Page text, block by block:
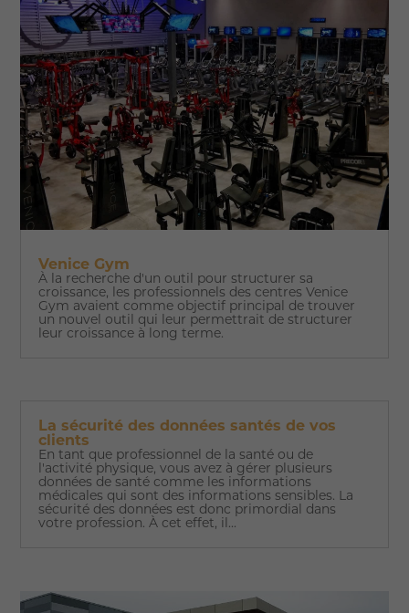
Venice Gym
À la recherche d'un outil pour structurer sa
croissance, les professionnels des centres Venice
Gym avaient comme objectif principal de trouver
un nouvel outil qui leur permettrait de structurer
leur croissance à long terme.
La sécurité des données santés de vos
clients
En tant que professionnel de la santé ou de
l'activité physique, vous avez à gérer plusieurs
données de santé comme les informations
médicales qui sont des informations sensibles. La
sécurité des données est donc primordial dans
votre profession. À cet effet, il...